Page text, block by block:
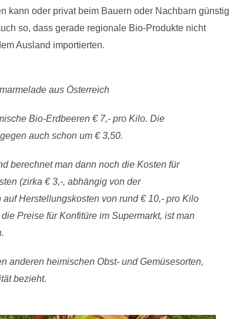
kann oder privat beim Bauern oder Nachbarn günstig
so, dass gerade regionale Bio-Produkte nicht
Ausland importierten.
aus Österreich
Bio-Erdbeeren € 7,- pro Kilo. Die
auch schon um € 3,50.
berechnet man dann noch die Kosten für
(zirka € 3,-, abhängig von der
Herstellungskosten von rund € 10,- pro Kilo
Preise für Konfitüre im Supermarkt, ist man
anderen heimischen Obst- und Gemüsesorten,
bezieht.